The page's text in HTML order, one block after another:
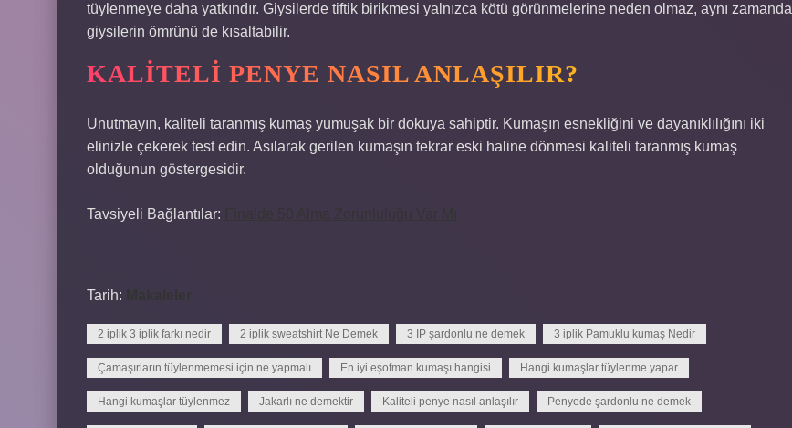
tüylenmeye daha yatkındır. Giysilerde tiftik birikmesi yalnızca kötü görünmelerine neden olmaz, aynı zamanda
giysilerin ömrünü de kısaltabilir.
KALITELI PENYE NASIL ANLAŞILIR?
Unutmayın, kaliteli taranmış kumaş yumuşak bir dokuya sahiptir. Kumaşın esnekliğini ve dayanıklılığını iki
elinizle çekerek test edin. Asılarak gerilen kumaşın tekrar eski haline dönmesi kaliteli taranmış kumaş
olduğunun göstergesidir.
Tavsiyeli Bağlantılar: Finalde 50 Alma Zorunluluğu Var Mı
Tarih: Makaleler
2 iplik 3 iplik farkı nedir 2 iplik sweatshirt Ne Demek 3 IP şardonlu ne demek 3 iplik Pamuklu kumaş Nedir
Çamaşırların tüylenmemesi için ne yapmalı En iyi eşofman kumaşı hangisi Hangi kumaşlar tüylenme yapar
Hangi kumaşlar tüylenmez Jakarlı ne demektir Kaliteli penye nasıl anlaşılır Penyede şardonlu ne demek